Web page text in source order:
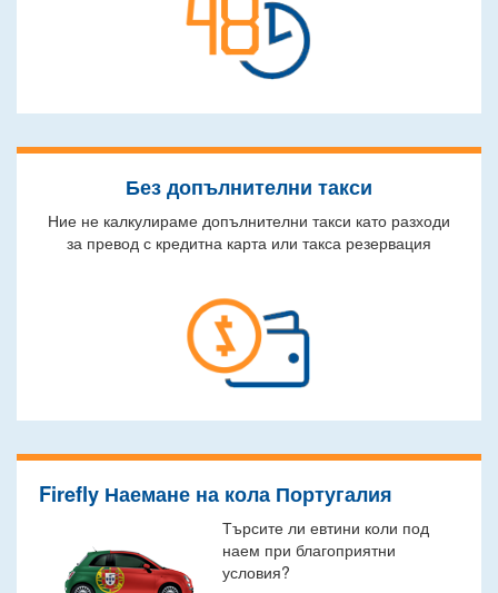
Без допълнителни такси
Ние не калкулираме допълнителни такси като разходи
за превод с кредитна карта или такса резервация
Firefly Наемане на кола Португалия
Търсите ли евтини коли под
наем при благоприятни
условия?